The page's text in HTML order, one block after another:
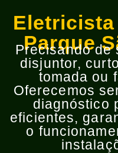
Parque
Precisando de
disjuntor,
tomada ou
Oferecemos
diagnóstico
eficientes,
o